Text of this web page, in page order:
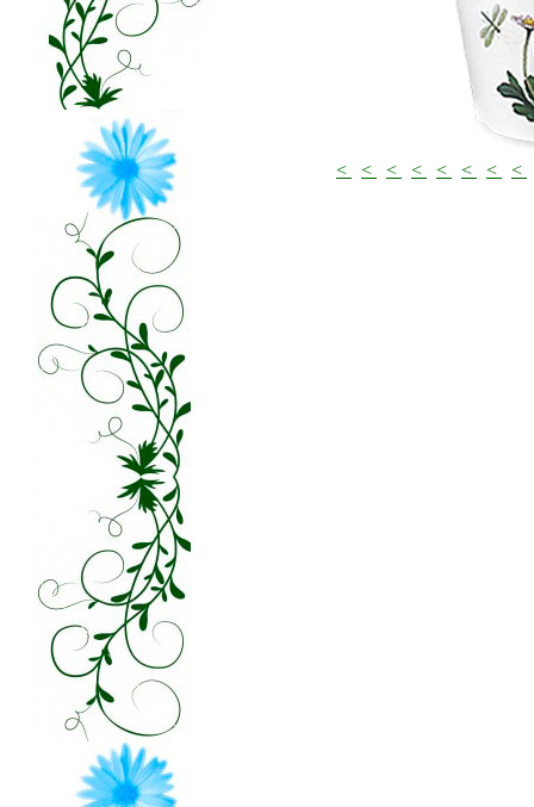
< < < < < < < <